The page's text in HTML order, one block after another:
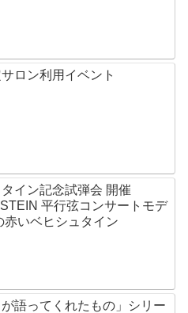
ロン利用イベント
イン記念試弾会 開催
平行弦コンサートモデ
赤いベヒシュタイン
が語ってくれたもの」シリー